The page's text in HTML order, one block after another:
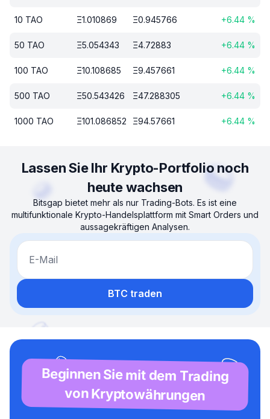
10 TAO Ξ1.010869 Ξ0.945766 +6.44 %
50 TAO Ξ5.054343 Ξ4.72883 +6.44 %
100 TAO Ξ10.108685 Ξ9.457661 +6.44 %
500 TAO Ξ50.543426 Ξ47.288305 +6.44 %
1000 TAO Ξ101.086852 Ξ94.57661 +6.44 %
Lassen Sie Ihr Krypto-Portfolio noch
heute wachsen
Bitsgap bietet mehr als nur Trading-Bots. Es ist eine
multifunktionale Krypto-Handelsplattform mit Smart Orders und
aussagekräftigen Analysen.
E-Mail
BTC traden
Beginnen Sie mit dem Trading
von Kryptowährungen